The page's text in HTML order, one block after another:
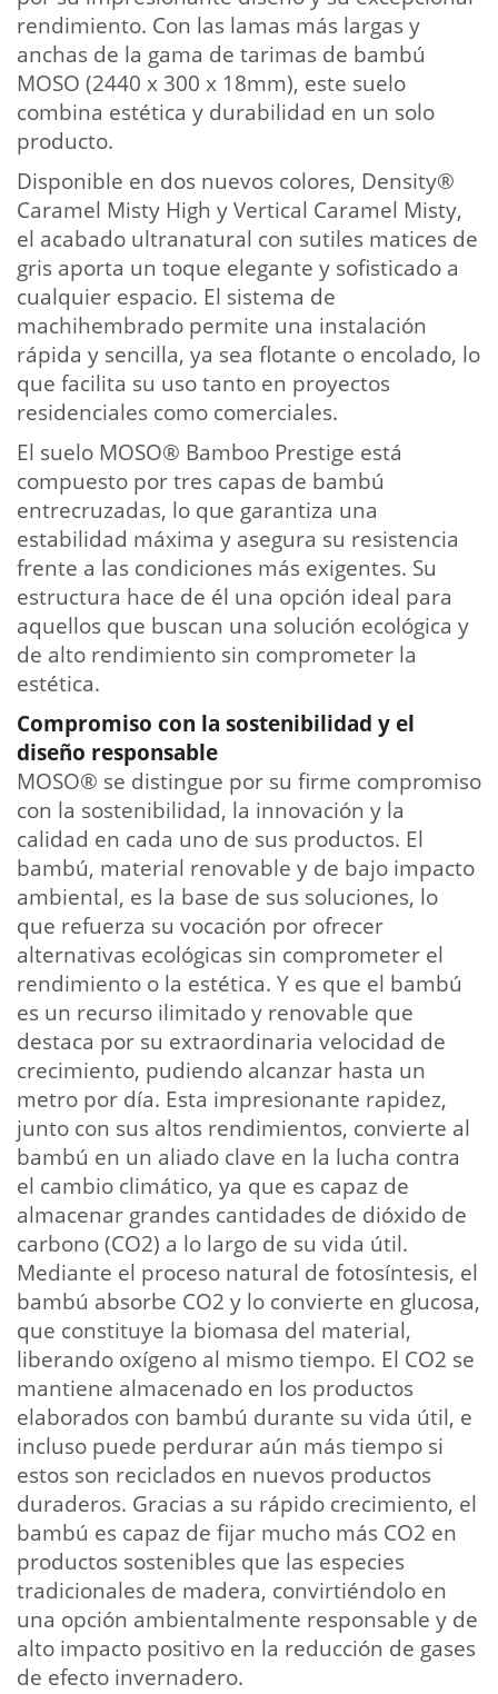
rendimiento. Con las lamas más largas y
anchas de la gama de tarimas de bambú
MOSO (2440 x 300 x 18mm), este suelo
combina estética y durabilidad en un solo
producto.
Disponible en dos nuevos colores, Density®
Caramel Misty High y Vertical Caramel Misty,
el acabado ultranatural con sutiles matices de
gris aporta un toque elegante y sofisticado a
cualquier espacio. El sistema de
machihembrado permite una instalación
rápida y sencilla, ya sea flotante o encolado, lo
que facilita su uso tanto en proyectos
residenciales como comerciales.
El suelo MOSO® Bamboo Prestige está
compuesto por tres capas de bambú
entrecruzadas, lo que garantiza una
estabilidad máxima y asegura su resistencia
frente a las condiciones más exigentes. Su
estructura hace de él una opción ideal para
aquellos que buscan una solución ecológica y
de alto rendimiento sin comprometer la
estética.
Compromiso con la sostenibilidad y el
diseño responsable
MOSO® se distingue por su firme compromiso
con la sostenibilidad, la innovación y la
calidad en cada uno de sus productos. El
bambú, material renovable y de bajo impacto
ambiental, es la base de sus soluciones, lo
que refuerza su vocación por ofrecer
alternativas ecológicas sin comprometer el
rendimiento o la estética. Y es que el bambú
es un recurso ilimitado y renovable que
destaca por su extraordinaria velocidad de
crecimiento, pudiendo alcanzar hasta un
metro por día. Esta impresionante rapidez,
junto con sus altos rendimientos, convierte al
bambú en un aliado clave en la lucha contra
el cambio climático, ya que es capaz de
almacenar grandes cantidades de dióxido de
carbono (CO2) a lo largo de su vida útil.
Mediante el proceso natural de fotosíntesis, el
bambú absorbe CO2 y lo convierte en glucosa,
que constituye la biomasa del material,
liberando oxígeno al mismo tiempo. El CO2 se
mantiene almacenado en los productos
elaborados con bambú durante su vida útil, e
incluso puede perdurar aún más tiempo si
estos son reciclados en nuevos productos
duraderos. Gracias a su rápido crecimiento, el
bambú es capaz de fijar mucho más CO2 en
productos sostenibles que las especies
tradicionales de madera, convirtiéndolo en
una opción ambientalmente responsable y de
alto impacto positivo en la reducción de gases
de efecto invernadero.